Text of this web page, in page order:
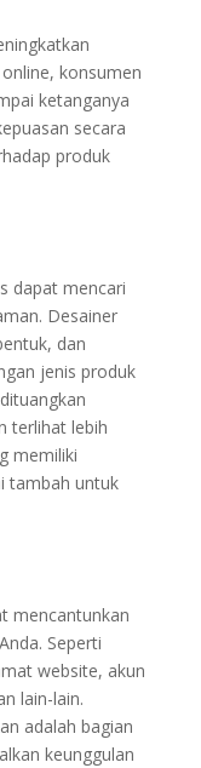
konsumen
ketanganya
secara
produk
dapat mencari
Desainer
dan
jenis produk
terlihat lebih
memiliki
tambah untuk
mencantunkan
Seperti
website, akun
lain-lain.
adalah bagian
keunggulan